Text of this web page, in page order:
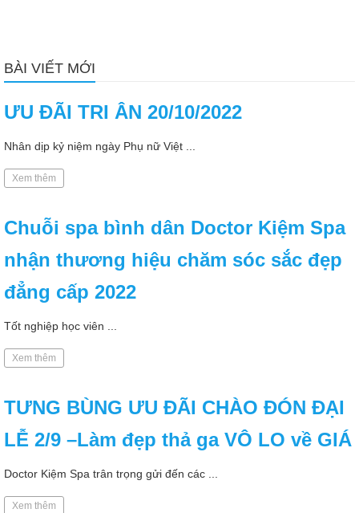
BÀI VIẾT MỚI
ƯU ĐÃI TRI ÂN 20/10/2022
Nhân dịp kỷ niệm ngày Phụ nữ Việt ...
Xem thêm
Chuỗi spa bình dân Doctor Kiệm Spa
nhận thương hiệu chăm sóc sắc đẹp
đẳng cấp 2022
Tốt nghiệp học viên ...
Xem thêm
TƯNG BÙNG ƯU ĐÃI CHÀO ĐÓN ĐẠI
LỄ 2/9 –Làm đẹp thả ga VÔ LO về GIÁ
Doctor Kiệm Spa trân trọng gửi đến các ...
Xem thêm